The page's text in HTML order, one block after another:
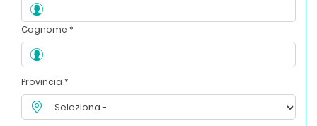
Cognome *
Provincia *